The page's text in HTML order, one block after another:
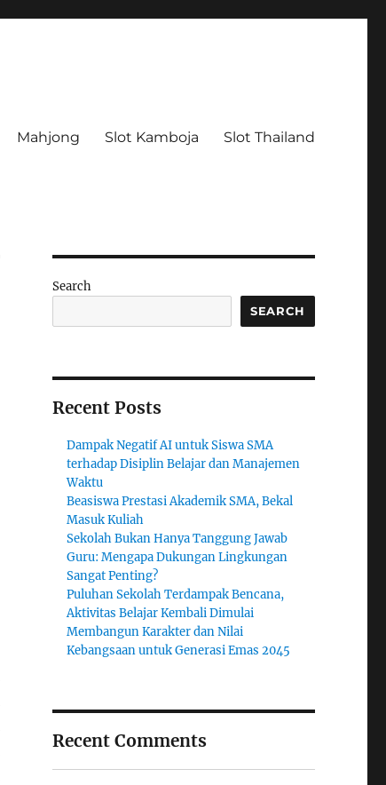
Mahjong Slot Kamboja Slot Thailand
Search
SEARCH
Recent Posts
Dampak Negatif AI untuk Siswa SMA
terhadap Disiplin Belajar dan Manajemen
Waktu
Beasiswa Prestasi Akademik SMA, Bekal
Masuk Kuliah
Sekolah Bukan Hanya Tanggung Jawab
Guru: Mengapa Dukungan Lingkungan
Sangat Penting?
Puluhan Sekolah Terdampak Bencana,
Aktivitas Belajar Kembali Dimulai
Membangun Karakter dan Nilai
Kebangsaan untuk Generasi Emas 2045
Recent Comments